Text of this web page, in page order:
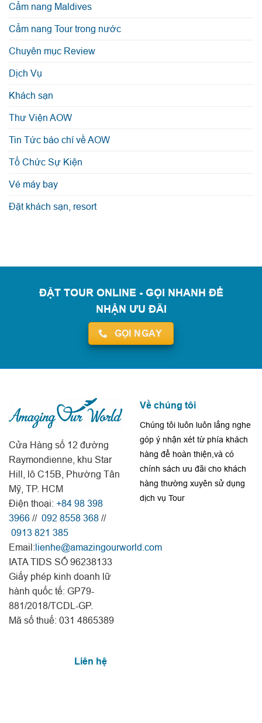
Cẩm nang Maldives
Cẩm nang Tour trong nước
Chuyên mục Review
Dịch Vụ
Khách sạn
Thư Viện AOW
Tin Tức báo chí về AOW
Tổ Chức Sự Kiện
Vé máy bay
Đặt khách sạn, resort
ĐẶT TOUR ONLINE - GỌI NHANH ĐỂ
NHẬN ƯU ĐÃI
GỌI NGAY
Cửa Hàng số 12 đường
Raymondienne, khu Star
Hill, lô C15B, Phường Tân
Mỹ, TP. HCM
Điện thoại: +84 98 398
3966 // 092 8558 368 //
0913 821 385
Email:lienhe@amazingourworld.com
IATA TIDS SỐ 96238133
Giấy phép kinh doanh lữ
hành quốc tế: GP79-
881/2018/TCDL-GP.
Mã số thuế: 031 4865389
Về chúng tôi
Chúng tôi luôn luôn lắng nghe
góp ý nhận xét từ phía khách
hàng để hoàn thiện,và có
chính sách ưu đãi cho khách
hàng thường xuyên sử dụng
dịch vụ Tour
Liên hệ